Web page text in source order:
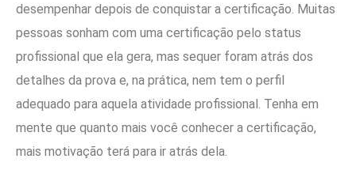
desempenhar depois de conquistar a certificação. Muitas
pessoas sonham com uma certificação pelo status
profissional que ela gera, mas sequer foram atrás dos
detalhes da prova e, na prática, nem tem o perfil
adequado para aquela atividade profissional. Tenha em
mente que quanto mais você conhecer a certificação,
mais motivação terá para ir atrás dela.